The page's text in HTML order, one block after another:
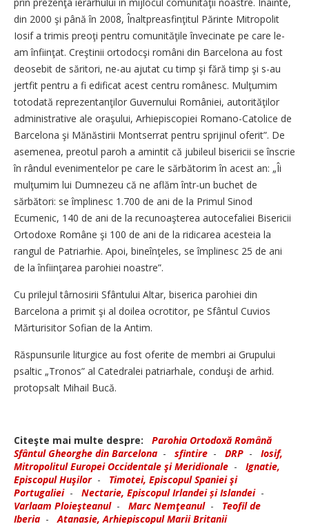
din 2000 şi până în 2008, Înaltpreasfinţitul Părinte Mitropolit
Iosif a trimis preoţi pentru comunităţile învecinate pe care le-
am înfiinţat. Creştinii ortodocşi români din Barcelona au fost
deosebit de săritori, ne-au ajutat cu timp şi fără timp şi s-au
jertfit pentru a fi edificat acest centru românesc. Mulţumim
tot­odată reprezentanţilor Guvernului României, autorităţilor
administrative ale oraşului, Arhi­episcopiei Romano-Catolice de
Barcelona şi Mănăstirii Montserrat pentru sprijinul oferit”. De
asemenea, preotul paroh a amintit că jubileul bisericii se înscrie
în rândul evenimentelor pe care le sărbătorim în acest an: „Îi
mulţumim lui Dumnezeu că ne aflăm într-un buchet de
sărbători: se împlinesc 1.700 de ani de la Primul Sinod
Ecumenic, 140 de ani de la recunoaşterea autocefaliei Bisericii
Ortodoxe Române şi 100 de ani de la ridicarea acesteia la
rangul de Patriarhie. Apoi, bineînţeles, se împlinesc 25 de ani
de la înfiinţarea parohiei noastre”.
Cu prilejul târnosirii Sfântului Altar, biserica parohiei din
Barcelona a primit şi al doilea ocrotitor, pe Sfântul Cuvios
Mărturisitor Sofian de la Antim.
Răspunsurile liturgice au fost oferite de membri ai Grupului
psaltic „Tronos” al Catedralei patriarhale, conduşi de arhid.
protopsalt Mihail Bucă.
Citeşte mai multe despre:
Parohia Ortodoxă Română
Sfântul Gheorghe din Barcelona - sfintire - DRP - Iosif,
Mitropolitul Europei Occidentale şi Meridionale - Ignatie,
Episcopul Huşilor- Timotei, Episcopul Spaniei şi
Portugaliei- Nectarie, Episcopul Irlandei și Islandei-
Varlaam Ploieşteanul- Marc Nemţeanul- Teofil de
Iberia -Atanasie, Arhiepiscopul Marii Britanii